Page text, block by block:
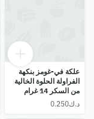
علكة في-غومز بنكهة
الفراولة الحلوة الخالية
من السكر 14 غرام